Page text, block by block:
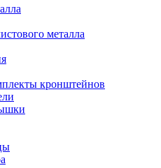
металла
кронштейнов